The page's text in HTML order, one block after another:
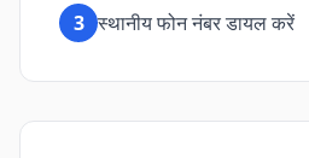
3 स्थानीय फोन नंबर डायल करें